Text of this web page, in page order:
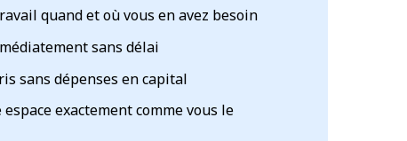
quand et où vous en avez besoin
sans délai
sans dépenses en capital
exactement comme vous le